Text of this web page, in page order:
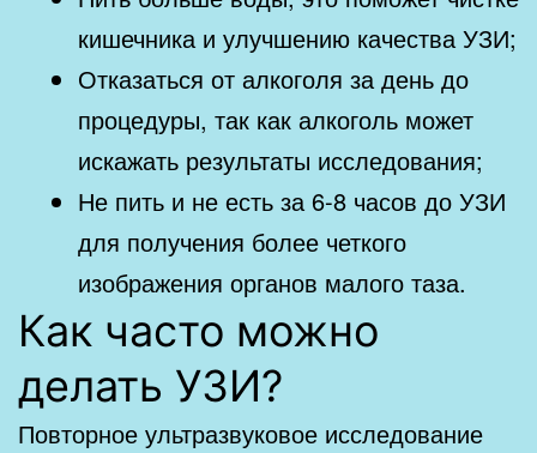
кишечника и улучшению качества УЗИ;
Отказаться от алкоголя за день до
процедуры, так как алкоголь может
искажать результаты исследования;
Не пить и не есть за 6-8 часов до УЗИ
для получения более четкого
изображения органов малого таза.
Как часто можно
делать УЗИ?
Повторное ультразвуковое исследование